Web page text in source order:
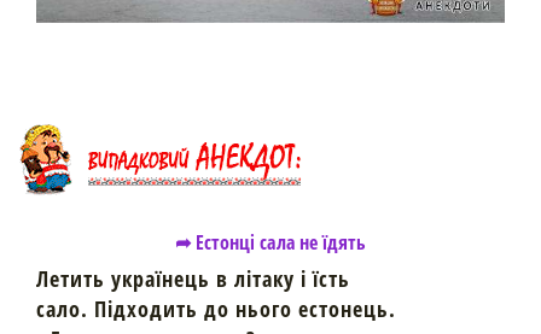
➦ Естонці сала не їдять
Летить українець в літаку і їсть
сало. Підходить до нього естонець.